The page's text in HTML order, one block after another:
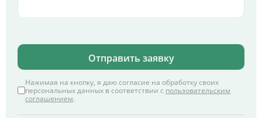
Отправить заявку
Нажимая на кнопку, я даю согласие на обработку своих
персональных данных в соответствии с пользовательским
соглашением.